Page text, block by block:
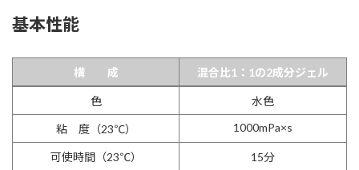
基本性能
構 成
混合比1：1の2成分ジェル
構 成
混合比1：1の2成分ジェル
色 水色
粘 度（23℃） 1000mPa×s
可使時間（23℃） 15分